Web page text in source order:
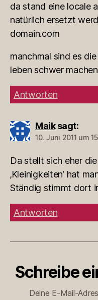
da stand eine locale
natürlich ersetzt
domain.com
manchmal sind es
leben schwer
Antworten
Maik sagt:
10. Juni 2011 um
Da stellt sich eher
‚Kleinigkeiten‘ hat
Ständig stimmt dort
Antworten
Schreibe
Deine E-Mail-